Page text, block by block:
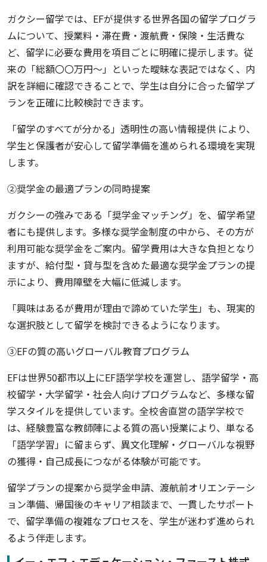
ガクシー留学では、EFが提供する世界各国の留学プログラ
ムについて、授業料・滞在費・渡航費・保険・生活費な
ど、留学に必要な費用を項目ごとに明確に提示します。従
来の「総額〇〇万円〜」といった曖昧な表記ではなく、内
訳を詳細に確認できることで、学生は自分に合った留学プ
ランを正確に比較検討できます。
「留学のすべてが分かる」透明性の高い情報提供 により、
学生と保護者が安心して留学準備を進められる環境を実現
します。
②奨学金の最適プランの同時提案
ガクシーの強みである「奨学金マッチング」を、留学希望
者にも提供します。多様な奨学金制度の中から、その方が
利用可能な奨学金をご案内。留学費用は大きな負担となり
ますが、給付型・貸与型を含めた最適な奨学金プランの提
示により、費用障壁を大幅に低減します。
「興味はあるが費用が理由で諦めていた学生」も、現実的
な選択肢として留学を検討できるようになります。
③EFの質の高いグローバル教育プログラム
EFは世界50都市以上にEF語学学校を運営し、語学留学・高
校留学・大学留学・社会人向けプログラムなど、多様な留
学スタイルを提供しています。全校舎直営の語学学校で
は、経験豊富な教師陣による質の高い授業により、単なる
「語学学習」に留まらず、異文化理解・グローバルな視野
の獲得・自己成長につながる体験が可能です。
留学プランの提案から奨学金申請、渡航前オリエンテーシ
ョン準備、帰国後のキャリア相談まで、一貫したサポート
で、留学準備の複雑なプロセスを、学生が迷わず進められ
るよう伴走します。